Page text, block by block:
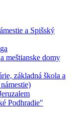
a Spišský
meštianske domy
základná škola a
Podhradie"